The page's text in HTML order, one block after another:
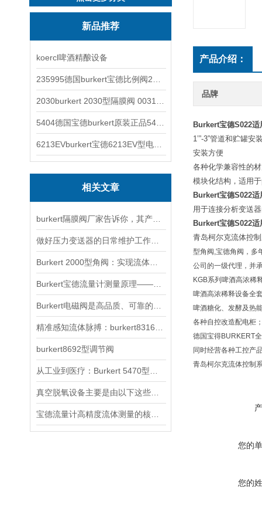
新品推荐
koercl啤酒精酿设备
相关文章
burkert8692型调节阀
产品介绍：
品牌
Burkert宝德S022适
1’”-3”管道和贮罐安
安装方便
各种化学兼容性的
模块化结构，适用于
Burkert宝德S022适
用于连接分析变送
Burkert宝德S022适
青岛柯尔克流体控
型角阀 ,宝德角阀，多
公司的一级代理，并
KGB系列啤酒高浓稀
啤酒高浓稀释设备全
啤酒糖化、发酵及热
各种自控改造配电柜
德国宝得BURKERT
同时经营各种工控产
青岛柯尔克流体控制
您的
您的